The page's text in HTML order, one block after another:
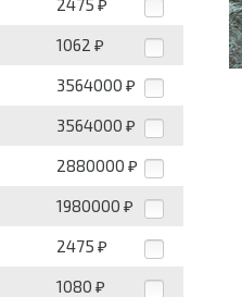
2475 ₽
1062 ₽
3564000 ₽
3564000 ₽
2880000 ₽
1980000 ₽
2475 ₽
1080 ₽